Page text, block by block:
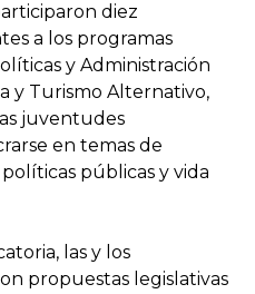
diez
a los programas
y Administración
y Turismo Alternativo,
juventudes
en temas de
públicas y vida
las y los
propuestas legislativas